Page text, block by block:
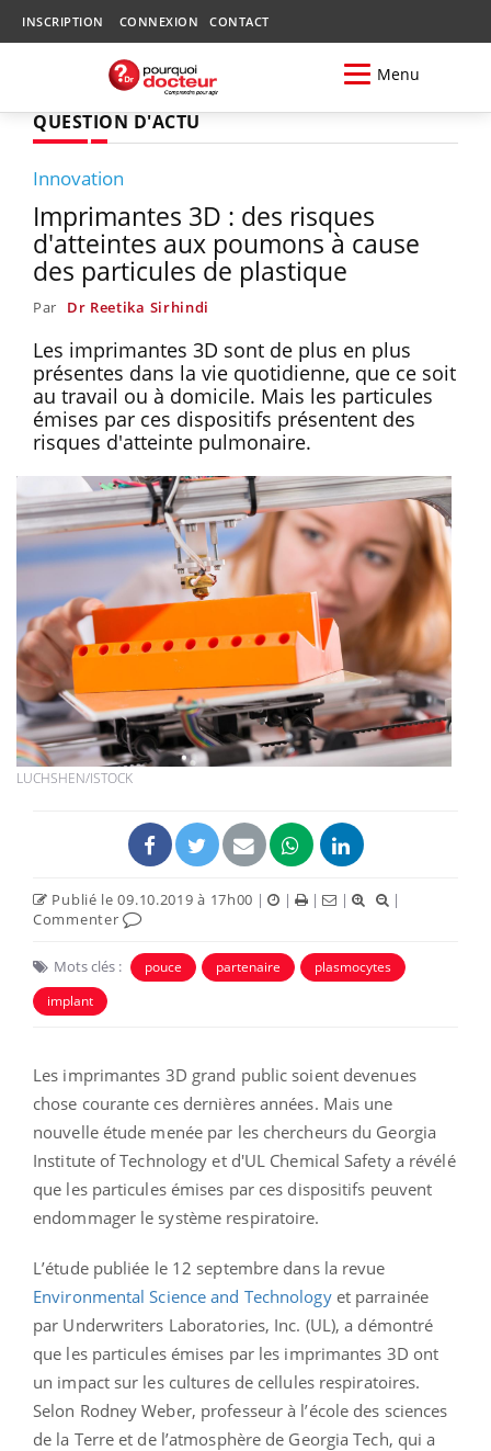
INSCRIPTION CONNEXION CONTACT
Menu
QUESTION D'ACTU
Innovation
Imprimantes 3D : des risques
d'atteintes aux poumons à cause
des particules de plastique
Par Dr Reetika Sirhindi
Les imprimantes 3D sont de plus en plus
présentes dans la vie quotidienne, que ce soit
au travail ou à domicile. Mais les particules
émises par ces dispositifs présentent des
risques d'atteinte pulmonaire.
LUCHSHEN/ISTOCK
Publié le 09.10.2019 à 17h00 | | | |
|
Commenter
Mots clés : pouce partenaire
plasmocytes
implant
Les imprimantes 3D grand public soient devenues
chose courante ces dernières années. Mais une
nouvelle étude menée par les chercheurs du Georgia
Institute of Technology et d'UL Chemical Safety a révélé
que les particules émises par ces dispositifs peuvent
endommager le système respiratoire.
L’étude publiée le 12 septembre dans la revue
Environmental Science and Technologyet parrainée
par Underwriters Laboratories, Inc. (UL), a démontré
que les particules émises par les imprimantes 3D ont
un impact sur les cultures de cellules respiratoires.
Selon Rodney Weber, professeur à l’école des sciences
de la Terre et de l’atmosphère de Georgia Tech, qui a